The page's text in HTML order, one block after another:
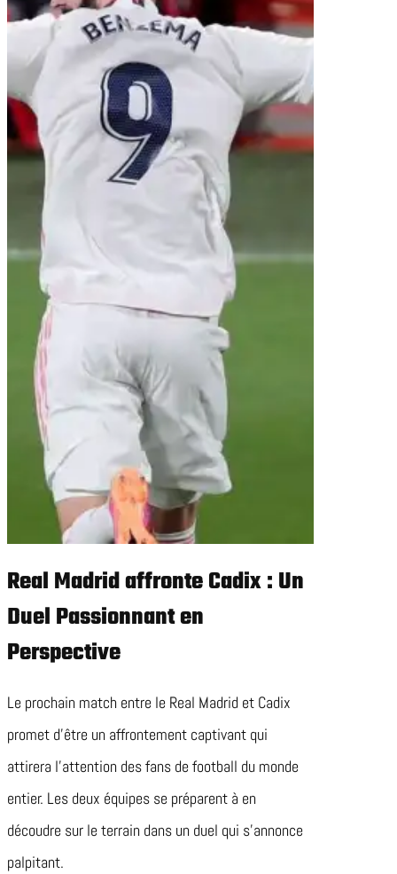
Real Madrid affronte Cadix : Un
Duel Passionnant en
Perspective
Le prochain match entre le Real Madrid et Cadix
promet d’être un affrontement captivant qui
attirera l’attention des fans de football du monde
entier. Les deux équipes se préparent à en
découdre sur le terrain dans un duel qui s’annonce
palpitant.